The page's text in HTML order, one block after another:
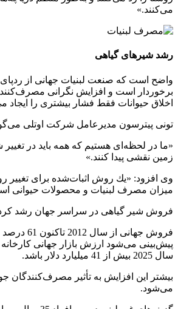
می‌کنند.»
رشد شیرهای گیاهی
واضح است که صنعت لبنیات جهانی از
برخوردار است و افزایش نگرانی
اخلاق حیوانات فقط فشار بیشتری را ایجاد
تونی پیترسون مدیرعامل شرکت اوتلی
«ما در لحظه‌ای هستیم كه همه باید در تغییر
زمین نقشی پیدا كنند.»
وی افزود: «یك روش اثبات‌شده برای
میزان مصرف لبنیات و محصولات حیوانی
فروش شیر گیاهی در سراسر جهان رشد
فروش جهانی
پیش‌بینی می‌شود ارزش بازار جهانی
سال 2025 بیش از 41 میلیارد دلار باشد.
بیشتر این افزایش به تأثیر مصرف‌کنندگان
می‌شود.